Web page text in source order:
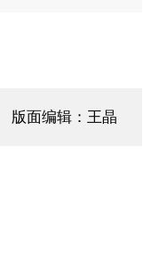
版面编辑：王晶